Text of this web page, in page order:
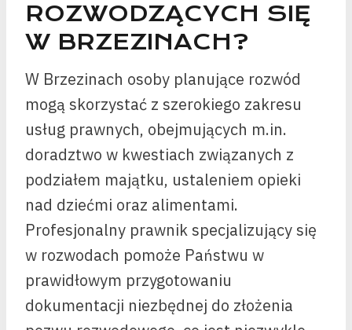
ROZWODZĄCYCH SIĘ
W BRZEZINACH?
W Brzezinach osoby planujące rozwód
mogą skorzystać z szerokiego zakresu
usług prawnych, obejmujących m.in.
doradztwo w kwestiach związanych z
podziałem majątku, ustaleniem opieki
nad dziećmi oraz alimentami.
Profesjonalny prawnik specjalizujący się
w rozwodach pomoże Państwu w
prawidłowym przygotowaniu
dokumentacji niezbędnej do złożenia